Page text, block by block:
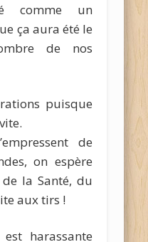
comme un
ça aura été le
de nos
puisque
de
on espère
la Santé, du
aux tirs !
harassante